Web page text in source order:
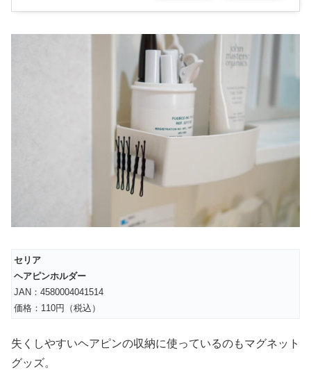
セリア
ヘアピンホルダー
JAN：4580004041514
価格：110円（税込）
失くしやすいヘアピンの収納に使っているのもマグネット
グッズ。